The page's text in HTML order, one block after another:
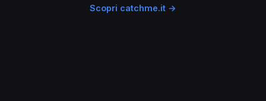
Scopri catchme.it →